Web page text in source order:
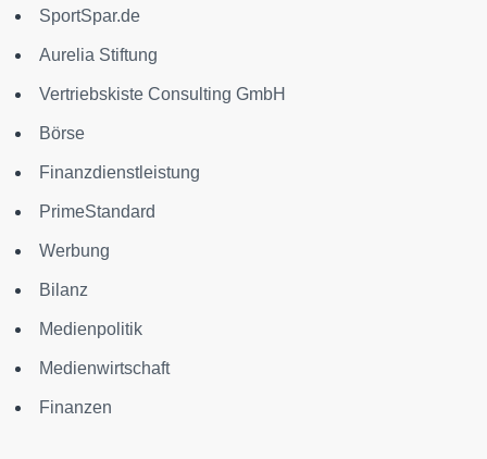
SportSpar.de
Aurelia Stiftung
Vertriebskiste Consulting GmbH
Börse
Finanzdienstleistung
PrimeStandard
Werbung
Bilanz
Medienpolitik
Medienwirtschaft
Finanzen